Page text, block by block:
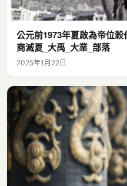
公元前1973年夏啟為帝位
商滅夏_大禹_大業_部落
2025年1月22日